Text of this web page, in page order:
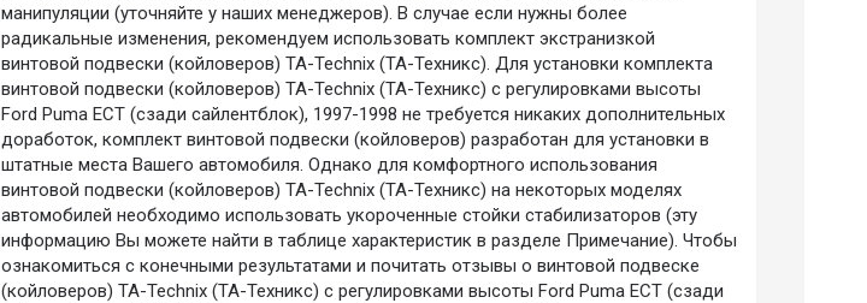
манипуляции (уточняйте у наших менеджеров). В случае если нужны более
радикальные изменения, рекомендуем использовать комплект экстранизкой
винтовой подвески (койловеров) TA-Technix (ТА-Техникс). Для установки комплекта
винтовой подвески (койловеров) TA-Technix (ТА-Техникс) с регулировками высоты
Ford Puma ECT (сзади сайлентблок), 1997-1998 не требуется никаких дополнительных
доработок, комплект винтовой подвески (койловеров) разработан для установки в
штатные места Вашего автомобиля. Однако для комфортного использования
винтовой подвески (койловеров) TA-Technix (ТА-Техникс) на некоторых моделях
автомобилей необходимо использовать укороченные стойки стабилизаторов (эту
информацию Вы можете найти в таблице характеристик в разделе Примечание). Чтобы
ознакомиться с конечными результатами и почитать отзывы о винтовой подвеске
(койловеров) TA-Technix (ТА-Техникс) с регулировками высоты Ford Puma ECT (сзади